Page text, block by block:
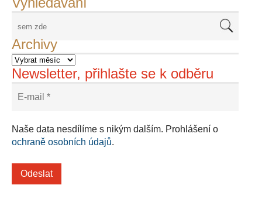
Archivy
Newsletter, přihlašte se k odběru
Naše data nesdílíme s nikým dalším. Prohlášení o
ochraně osobních údajů.